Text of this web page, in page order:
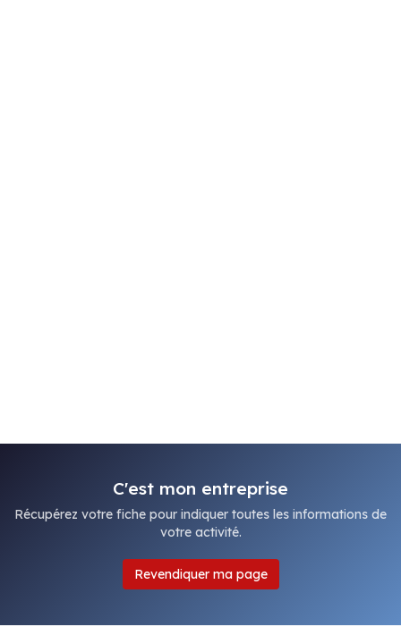
C'est mon entreprise
Récupérez votre fiche pour indiquer toutes les informations de
votre activité.
Revendiquer ma page